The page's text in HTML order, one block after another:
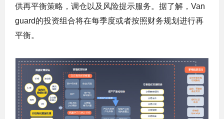
供再平衡策略，调仓以及风险提示服务。据了解，Van
guard的投资组合将在每季度或者按照财务规划进行再
平衡。